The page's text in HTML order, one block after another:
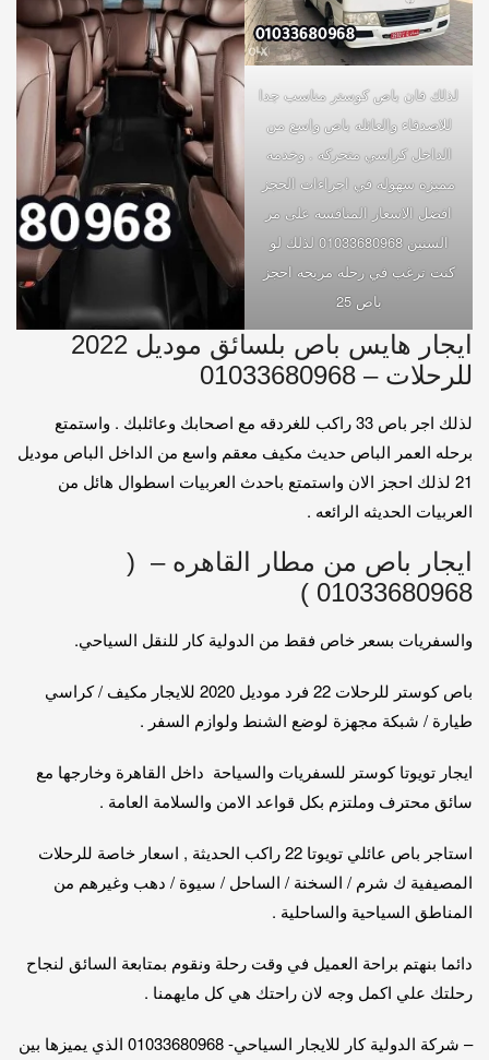
لذلك فان باص كوستر مناسب جدا
للاصدقاء والعائله باص واسع من
الداخل كراسي متحركه . وخدمه
مميزه سهوله في اجراءات الحجز
افضل الاسعار المنافسه على مر
السنين 01033680968 لذلك لو
كنت ترغب في رحله مريحه احجز
باص 25
ايجار هايس باص بلسائق موديل 2022
للرحلات – 01033680968
لذلك اجر باص 33 راكب للغردقه مع اصحابك وعائلبك . واستمتع
برحله العمر الباص حديث مكيف معقم واسع من الداخل الباص موديل
21 لذلك احجز الان واستمتع باحدث العربيات اسطوال هائل من
العربيات الحديثه الرائعه .
ايجار باص من مطار القاهره – (
01033680968 )
والسفريات بسعر خاص فقط من الدولية كار للنقل السياحي.
باص كوستر للرحلات 22 فرد موديل 2020 للايجار مكيف / كراسي
طيارة / شبكة مجهزة لوضع الشنط ولوازم السفر .
ايجار تويوتا كوستر للسفريات والسياحة داخل القاهرة وخارجها مع
سائق محترف وملتزم بكل قواعد الامن والسلامة العامة .
استاجر باص عائلي تويوتا 22 راكب الحديثة , اسعار خاصة للرحلات
المصيفية ك شرم / السخنة / الساحل / سيوة / دهب وغيرهم من
المناطق السياحية والساحلية .
دائما بنهتم براحة العميل في وقت رحلة ونقوم بمتابعة السائق لنجاح
رحلتك علي اكمل وجه لان راحتك هي كل مايهمنا .
– شركة الدولية كار للايجار السياحي- 01033680968 الذي يميزها بين